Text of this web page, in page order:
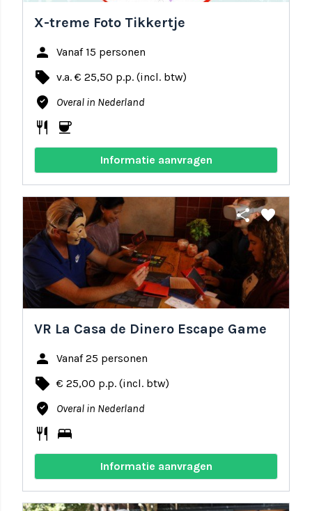
X-treme Foto Tikkertje
person Vanaf 15 personen
local_offer v.a. € 25,50 p.p. (incl. btw)
where_to_vote Overal in Nederland
restaurant coffee
Informatie aanvragen
share favorite
VR La Casa de Dinero Escape Game
person Vanaf 25 personen
local_offer € 25,00 p.p. (incl. btw)
where_to_vote Overal in Nederland
restaurant bed
Informatie aanvragen